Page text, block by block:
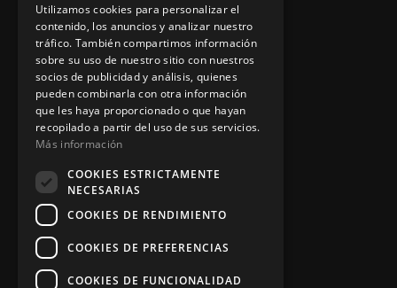
Contacto
Información legal
Aviso legal
App Zine Hostelería
Utilizamos cookies para personalizar el
contenido, los anuncios y analizar nuestro
tráfico. También compartimos información
sobre su uso de nuestro sitio con nuestros
socios de publicidad y análisis, quienes
pueden combinarla con otra información
que les haya proporcionado o que hayan
recopilado a partir del uso de sus servicios.
Más información
COOKIES ESTRICTAMENTE
NECESARIAS
COOKIES DE RENDIMIENTO
COOKIES DE PREFERENCIAS
COOKIES DE FUNCIONALIDAD